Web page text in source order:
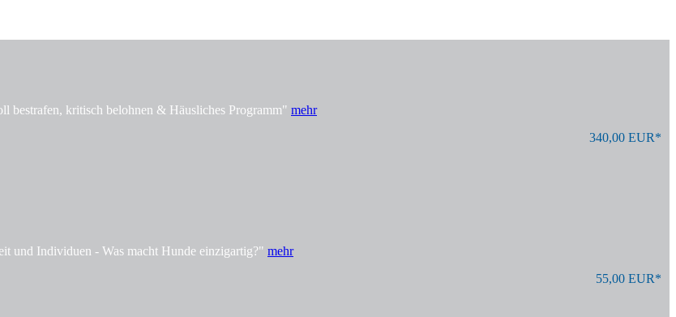
kritisch belohnen & Häusliches Programm" mehr
340,00 EUR*
und Individuen - Was macht Hunde einzigartig?" mehr
55,00 EUR*